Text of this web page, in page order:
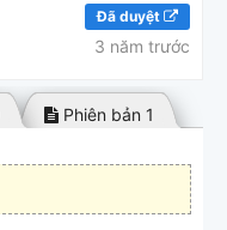
Đã duyệt
3 năm trước
Phiên bản 1